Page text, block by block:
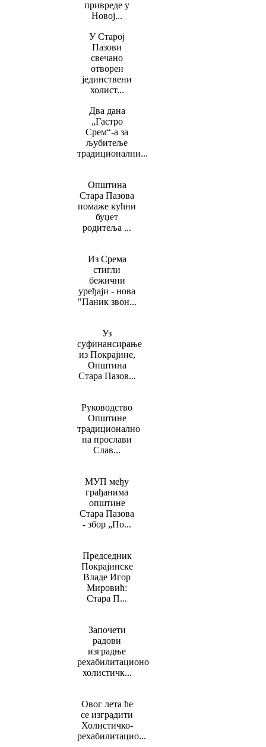
привреде у
Новој...
У Старој
Пазови
свечано
отворен
јединствени
холист...
Два дана
„Гастро
Срем“-а за
љубитеље
традиционални...
Општина
Стара Пазова
помаже кућни
буџет
родитеља ...
Из Срема
стигли
бежични
уређаји - нова
"Паник звон...
Уз
суфинансирање
из Покрајине,
Општина
Стара Пазов...
Руководство
Општине
традиционално
на прослави
Слав...
МУП међу
грађанима
општине
Стара Пазова
- збор „По...
Председник
Покрајинске
Владе Игор
Мировић:
Стара П...
Започети
радови
изградње
рехабилитационо
холистичк...
Овог лета ће
се изградити
Холистичко-
рехабилитацио...